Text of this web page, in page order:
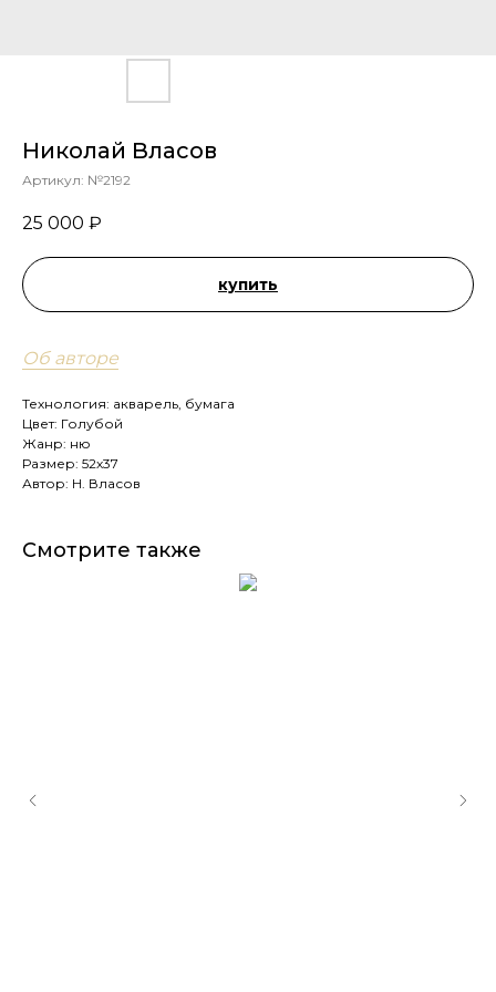
Николай Власов
Артикул: №2192
25 000 ₽
купить
Об авторе
Технология: акварель, бумага
Цвет: Голубой
Жанр: ню
Размер: 52х37
Автор: Н. Власов
Смотрите также